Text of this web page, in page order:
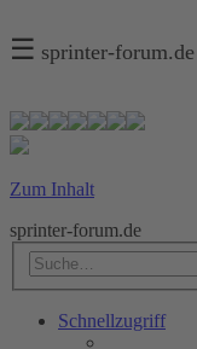
☰ sprinter-forum.de
Zum Inhalt
sprinter-forum.de
Schnellzugriff